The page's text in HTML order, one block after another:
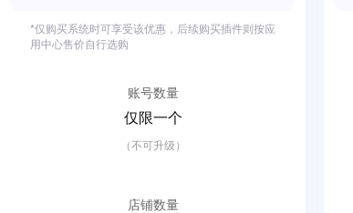
*仅购买系统时可享受该优惠，后续购买插件则按应
用中心售价自行选购
账号数量
仅限一个
（不可升级）
店铺数量